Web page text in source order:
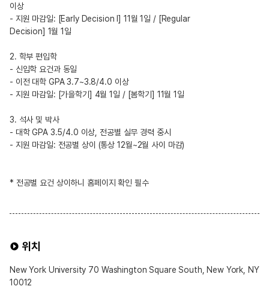
이상
- 지원 마감일: [Early Decision I] 11월 1일 / [Regular
Decision] 1월 1일
2. 학부 편입학
- 신입학 요건과 동일
- 이전 대학 GPA 3.7~3.8/4.0 이상
- 지원 마감일: [가을학기] 4월 1일 / [봄학기] 11월 1일
3. 석사 및 박사
- 대학 GPA 3.5/4.0 이상, 전공별 실무 경력 중시
- 지원 마감일: 전공별 상이 (통상 12월~2월 사이 마감)
* 전공별 요건 상이하니 홈페이지 확인 필수
위치
New York University 70 Washington Square South, New York, NY
10012